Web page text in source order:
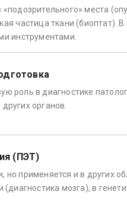
места
частица ткани (биоптат). В
инструментами.
роль в диагностике
органов.
(ПЭТ)
но применяется и в других
мозга), в